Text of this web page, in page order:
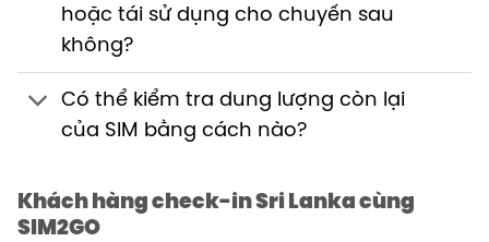
hoặc tái sử dụng cho chuyến sau
không?
Có thể kiểm tra dung lượng còn lại
của SIM bằng cách nào?
Khách hàng check-in Sri Lanka cùng
SIM2GO